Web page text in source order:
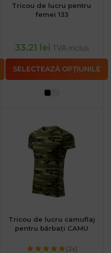
Tricou de lucru pentru
femei 133
33.21 lei TVA inclus
SELECTEAZĂ OPȚIUNILE
Tricou de lucru camuflaj
pentru bărbați CAMU
(2x)